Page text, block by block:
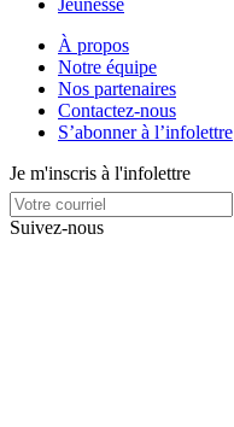
À propos
Notre équipe
Nos partenaires
Contactez-nous
S’abonner à l’infolettre
Je m'inscris à l'infolettre
Suivez-nous